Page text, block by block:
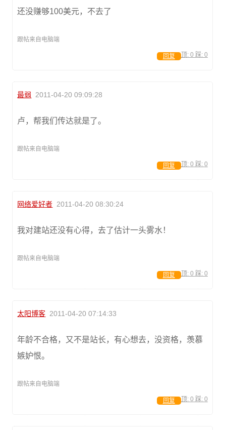
还没赚够100美元，不去了
跟帖来自电脑端
顶: 0 踩: 0
回复
最弱 2011-04-20 09:09:28
卢，帮我们传达就是了。
跟帖来自电脑端
顶: 0 踩: 0
回复
网络爱好者 2011-04-20 08:30:24
我对建站还没有心得，去了估计一头雾水！
跟帖来自电脑端
顶: 0 踩: 0
回复
太阳博客 2011-04-20 07:14:33
年龄不合格，又不是站长，有心想去，没资格，羡慕
嫉妒恨。
跟帖来自电脑端
顶: 0 踩: 0
回复